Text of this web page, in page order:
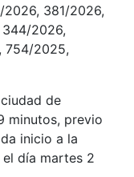
381/2026,
2026,
754/2025,
ciudad de
minutos, previo
inicio a la
día martes 2